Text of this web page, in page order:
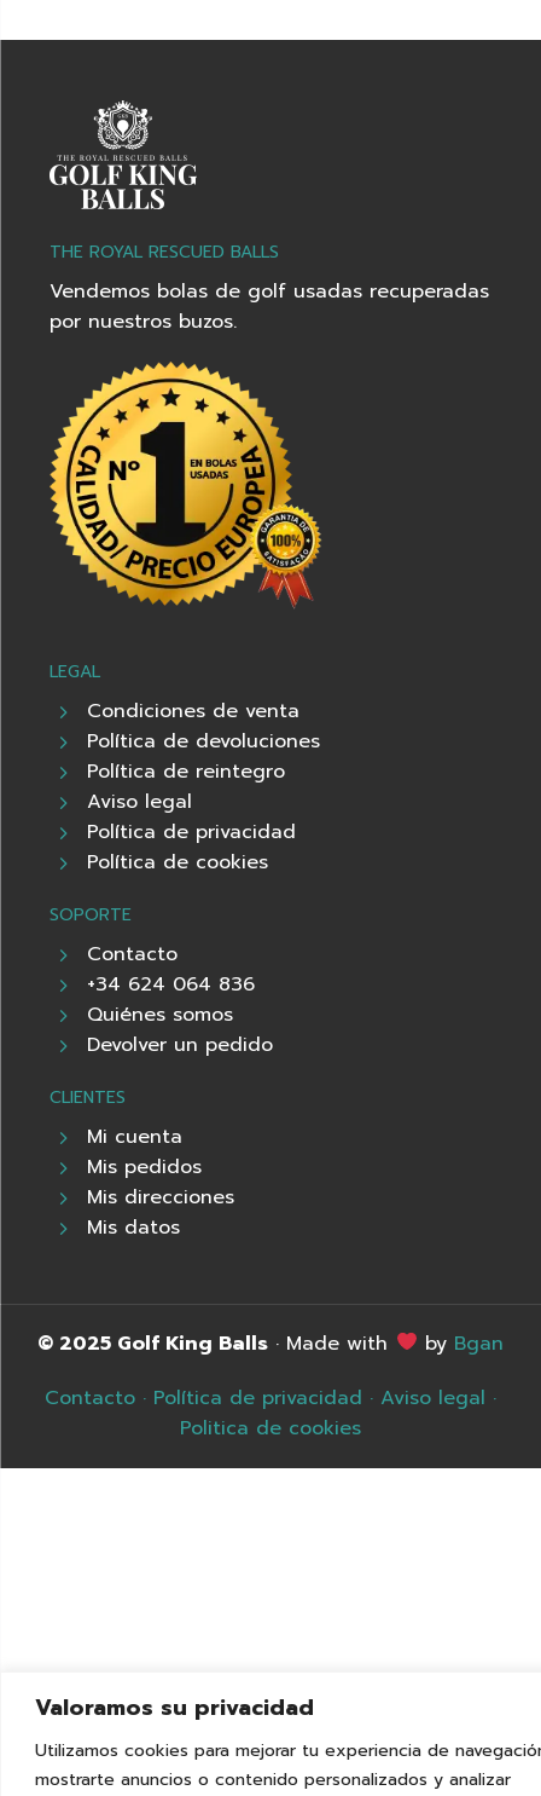
Valoramos su privacidad
Utilizamos cookies para mejorar tu experiencia de
mostrarte anuncios o contenido personalizados y analizar
THE ROYAL RESCUED BALLS
Vendemos bolas de golf usadas recuperadas
por nuestros buzos.
LEGAL
Condiciones de venta
Política de devoluciones
Política de reintegro
Aviso legal
Política de privacidad
Política de cookies
SOPORTE
Contacto
+34 624 064 836
Quiénes somos
Devolver un pedido
CLIENTES
Mi cuenta
Mis pedidos
Mis direcciones
Mis datos
© 2025 Golf King Balls · Made with by Bgan
Contacto · Política de privacidad · Aviso legal ·
Politica de cookies